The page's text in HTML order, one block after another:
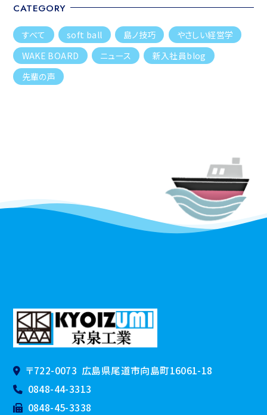
CATEGORY
すべて soft ball 島ノ技巧
やさしい経営学
WAKE BOARD
ニュース
新入社員blog
先輩の声
〒722-0073 広島県尾道市向島町16061-18
0848-44-3313
0848-45-3338